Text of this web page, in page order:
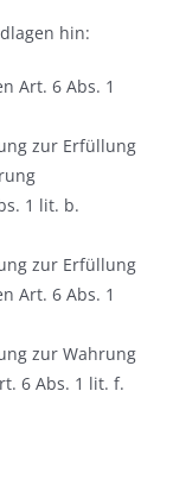
hin:
Art. 6 Abs. 1
zur Erfüllung
1 lit. b.
zur Erfüllung
Art. 6 Abs. 1
zur Wahrung
6 Abs. 1 lit. f.